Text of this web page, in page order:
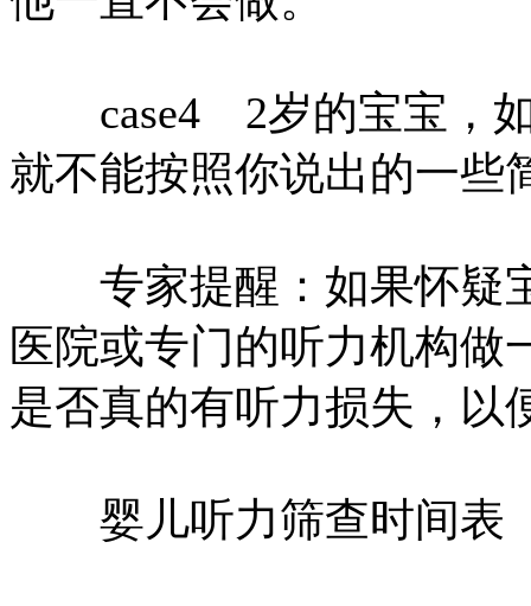
case4 2岁的宝宝，如
就不能按照你说出的一些
专家提醒：如果怀疑
医院或专门的听力机构做
是否真的有听力损失，以
婴儿听力筛查时间表